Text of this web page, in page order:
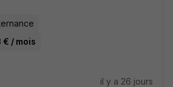
€ / mois
il y a 26 jours